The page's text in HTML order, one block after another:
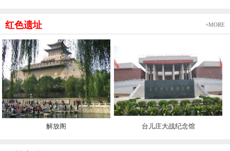
红色遗址 +MORE
解放阁 台儿庄大战纪念馆